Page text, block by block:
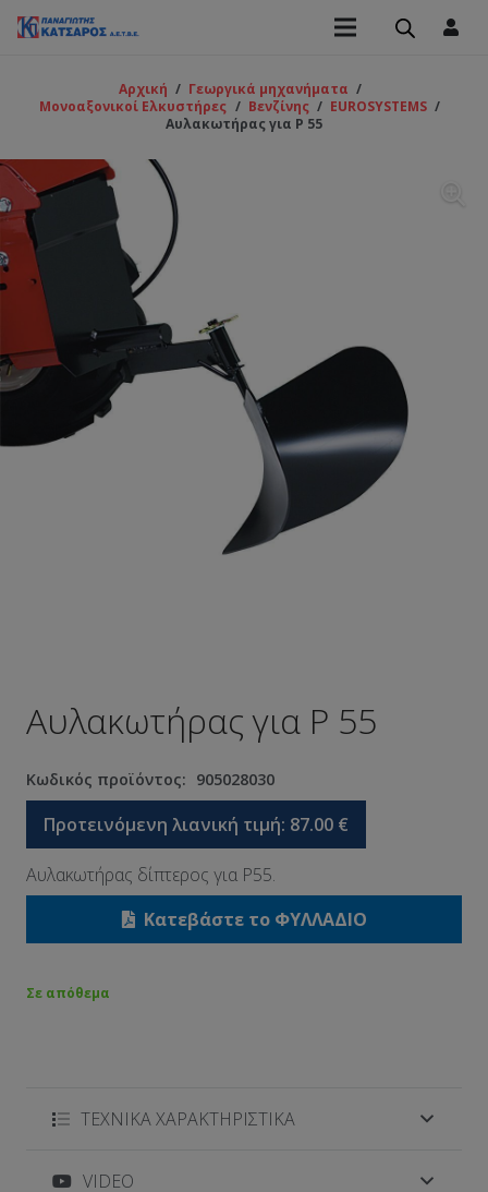
Αρχική / Γεωργικά μηχανήματα /
Μονοαξονικοί Ελκυστήρες / Βενζίνης / EUROSYSTEMS /
Αυλακωτήρας για P 55
Αυλακωτήρας για P 55
Κωδικός προϊόντος: 905028030
Προτεινόμενη λιανική τιμή: 87.00 €
Αυλακωτήρας δίπτερος για P55.
Κατεβάστε το ΦΥΛΛΑΔΙΟ
Σε απόθεμα
ΤΕΧΝΙΚΑ ΧΑΡΑΚΤΗΡΙΣΤΙΚΑ
VIDEO